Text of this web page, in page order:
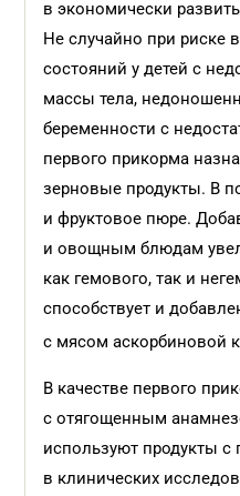
в экономически
Не случайно при риске
состояний у детей с
массы тела,
беременности с
первого прикорма
зерновые продукты. В
и фруктовое пюре.
и овощным блюдам
как гемового, так и
способствует и
с мясом аскорбиновой
В качестве первого
с отягощенным
используют продукты
в клинических